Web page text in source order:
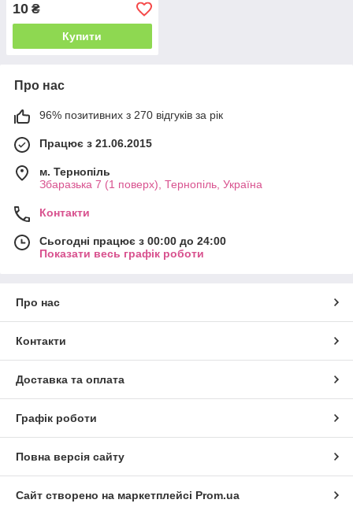
10 ₴
Купити
Про нас
96% позитивних з 270 відгуків за рік
Працює з 21.06.2015
м. Тернопіль
Збаразька 7 (1 поверх), Тернопіль, Україна
Контакти
Сьогодні працює з 00:00 до 24:00
Показати весь графік роботи
Про нас
Контакти
Доставка та оплата
Графік роботи
Повна версія сайту
Сайт створено на маркетплейсі Prom.ua